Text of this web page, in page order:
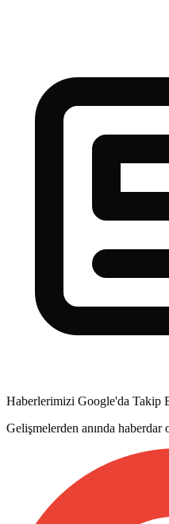
Haberlerimizi Google'da Takip
Gelişmelerden anında haberdar